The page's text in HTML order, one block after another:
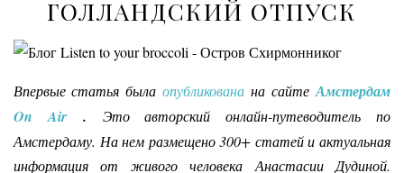
ГОЛЛАНДСКИЙ ОТПУСК
Впервые статья была опубликована на сайте Амстердам
On Air. Это авторский онлайн-путеводитель по
Амстердаму. На нем размещено 300+ статей и актуальная
информация от живого человека Анастасии Дудиной.